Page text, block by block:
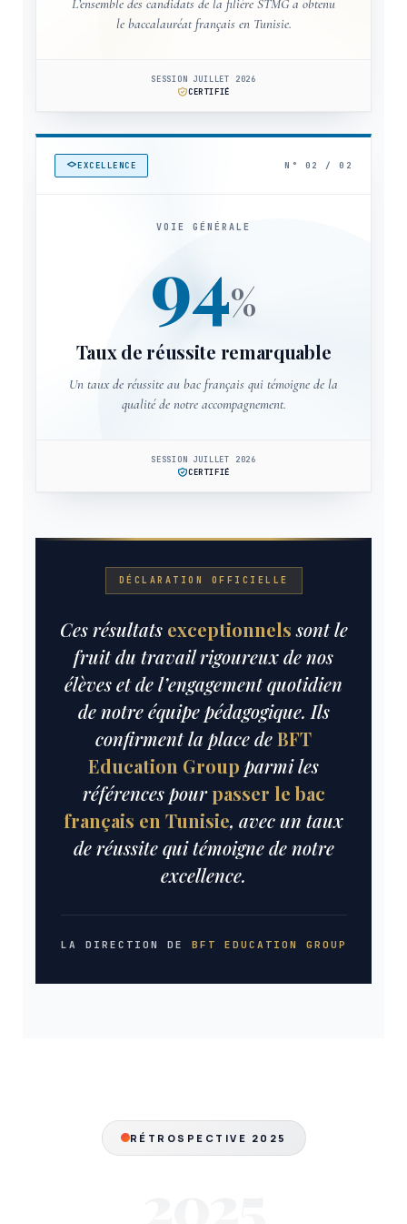
le baccalauréat français en Tunisie.
SESSION JUILLET 2026
CERTIFIÉ
EXCELLENCE N° 02 / 02
VOIE GÉNÉRALE
94%
Taux de réussite remarquable
Un taux de réussite au bac français qui témoigne de la
qualité de notre accompagnement.
SESSION JUILLET 2026
CERTIFIÉ
DÉCLARATION OFFICIELLE
Ces résultats exceptionnelssont le
fruit du travail rigoureux de nos
élèves et de l’engagement quotidien
de notre équipe pédagogique. Ils
confirment la place deBFT
Education Group parmi les
références pourpasser le bac
français en Tunisie, avec un taux
de réussite qui témoigne de notre
excellence.
LA DIRECTION DE BFT EDUCATION GROUP
RÉTROSPECTIVE 2025